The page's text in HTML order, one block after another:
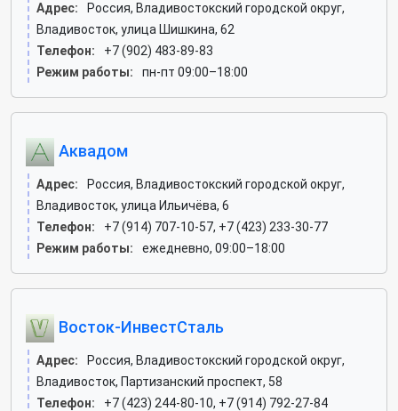
Адрес:
Россия, Владивостокский городской округ,
Владивосток, улица Шишкина, 62
Телефон:
+7 (902) 483-89-83
Режим работы:
пн-пт 09:00–18:00
Аквадом
Адрес:
Россия, Владивостокский городской округ,
Владивосток, улица Ильичёва, 6
Телефон:
+7 (914) 707-10-57, +7 (423) 233-30-77
Режим работы:
ежедневно, 09:00–18:00
Восток-ИнвестСталь
Адрес:
Россия, Владивостокский городской округ,
Владивосток, Партизанский проспект, 58
Телефон:
+7 (423) 244-80-10, +7 (914) 792-27-84